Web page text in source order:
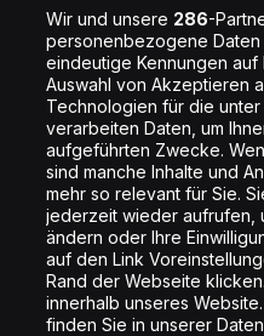
Folge uns
Wir und unsere 286-
personenbezogene
eindeutige Kennungen auf
Auswahl von Akzeptieren
Technologien für die unter
verarbeiten Daten, um
aufgeführten Zwecke.
sind manche Inhalte und
mehr so relevant für Sie.
jederzeit wieder aufrufen,
ändern oder Ihre
auf den Link
Rand der Webseite
innerhalb unseres
finden Sie in unserer